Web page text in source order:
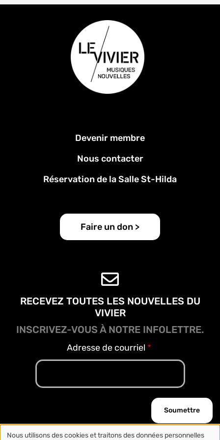
Devenir membre
Nous contacter
Réservation de la Salle St-Hilda
Faire un don >
RECEVEZ TOUTES LES NOUVELLES DU
VIVIER
INSCRIVEZ-VOUS À NOTRE INFOLETTRE.
Adresse de courriel
Nous utilisons des cookies et traitons des données personnelles